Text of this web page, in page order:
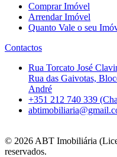
Comprar Imóvel
Arrendar Imóvel
Quanto Vale o seu
Contactos
Rua Torcato José
Rua das Gaivotas,
André
+351 212 740 339
© 2026 ABT Imobiliária
reservados.